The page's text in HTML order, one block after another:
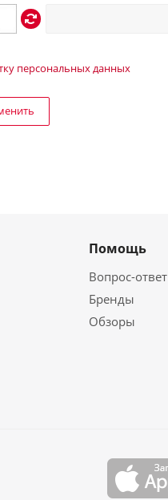
персональных данных
Помощь
Вопрос-ответ
Бренды
Обзоры